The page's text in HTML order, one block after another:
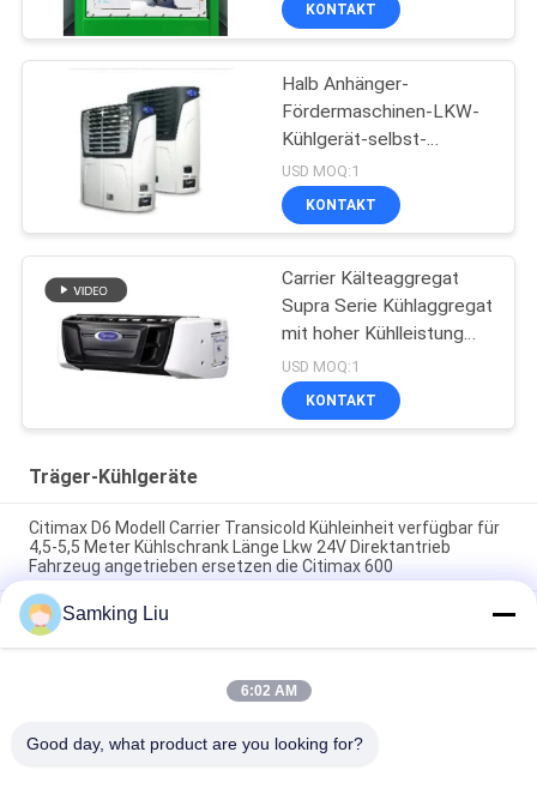
KONTAKT
Halb Anhänger-
Fördermaschinen-LKW-
Kühlgerät-selbst-
angetriebener Vektor
1550
USD MOQ:1
KONTAKT
Carrier Kälteaggregat
Supra Serie Kühlaggregat
mit hoher Kühlleistung
12000 Watt und
robustem Design
USD MOQ:1
KONTAKT
Träger-Kühlgeräte
Citimax D6 Modell Carrier Transicold Kühleinheit verfügbar für
4,5-5,5 Meter Kühlschrank Länge Lkw 24V Direktantrieb
Fahrzeug angetrieben ersetzen die Citimax 600
Carrier Transicold Citimax D7 Modell verfügbar für LKW mit
Kühlkofferlänge von 5-6 Metern 24V
Oasis 250 Carrier Transicold Kühlgerät für 5-6 Meter
Kühlschrank Lkw in 40-50 Grad Umgebungstemperatur gutes
Samking Liu
6:02 AM
Good day, what product are you looking for?